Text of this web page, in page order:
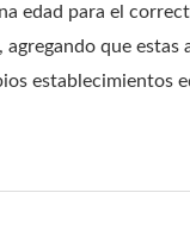
edad para el
que
establecimientos